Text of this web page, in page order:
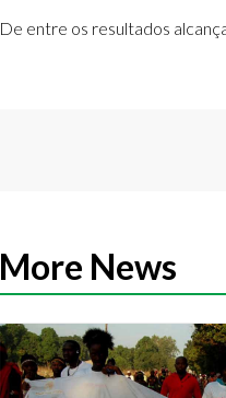
De entre os resultados
More News